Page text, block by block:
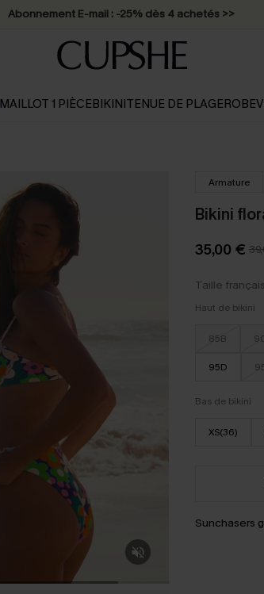
* Livraison éclair 2-3 jours ouvrés >>
MAILLOT 1 PIÈCEBIKINITENUE DE PLAGEROBE
Armature
Bikini
35,00 €
Taille
Haut de bikini
85B
95D
Bas de bikini
XS(36)
Sunchasers